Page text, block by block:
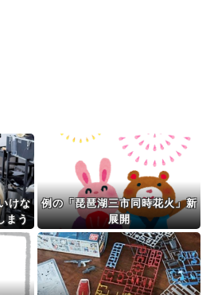
相互RSS
けな
まう
例の「琵琶湖三市同時花火」新
展開